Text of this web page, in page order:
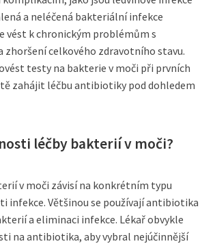
a neléčená bakteriální infekce
vést k chronickým problémům s
zhoršení celkového zdravotního stavu.
testy na bakterie v moči při prvních
zahájit léčbu antibiotiky pod dohledem
léčby bakterií v moči?
v moči závisí na konkrétním typu
infekce. Většinou se používají antibiotika
a eliminaci infekce. Lékař obvykle
na antibiotika, aby vybral nejúčinnější